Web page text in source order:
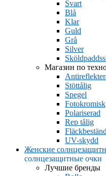
Svart
Blå
Klar
Guld
Grå
Silver
Магазин по
Stöttålig
Spegel
Fotokromisk
Polariserad
Rep tålig
UV-skydd
Женские
солнцезащитные очки
Лучшие бренды